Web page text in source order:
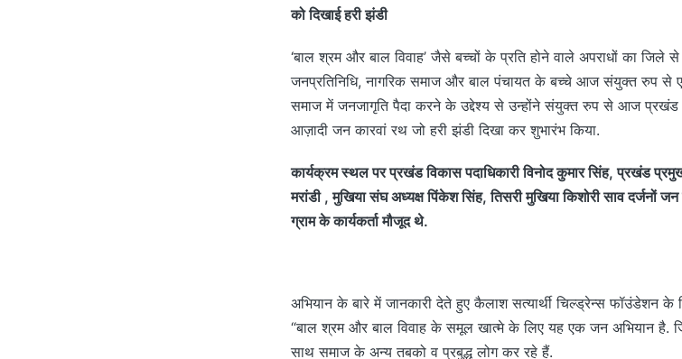
को दिखाई हरी झंडी
‘बाल श्रम और बाल विवाह’ जैसे बच्चों के प्रति होने वाले अपराधों का जिले
जनप्रतिनिधि, नागरिक समाज और बाल पंचायत के बच्चे आज संयुक्त रुप से
समाज में जनजागृति पैदा करने के उद्देश्य से उन्होंने संयुक्त रुप से आज प्रखंड
आज़ादी जन कारवां रथ जो हरी झंडी दिखा कर शुभारंभ किया.
कार्यक्रम स्थल पर प्रखंड विकास पदाधिकारी विनोद कुमार सिंह, प्रखंड प्रमुख
मरांडी , मुखिया संघ अध्यक्ष पिंकेश सिंह, तिसरी मुखिया किशोरी साव दर्जनों
ग्राम के कार्यकर्ता मौजूद थे.
अभियान के बारे में जानकारी देते हुए कैलाश सत्यार्थी चिल्ड्रेन्स फॉउंडेशन
“बाल श्रम और बाल विवाह के समूल खात्मे के लिए यह एक जन अभियान है.
साथ समाज के अन्य तबको व प्रबुद्ध लोग कर रहे हैं.